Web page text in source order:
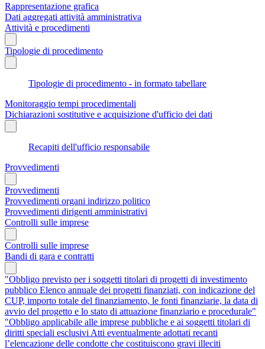
Rappresentazione grafica
Dati aggregati attività amministrativa
Attività e procedimenti
Tipologie di procedimento
Tipologie di procedimento - in formato tabellare
Monitoraggio tempi procedimentali
Dichiarazioni sostitutive e acquisizione d'ufficio dei dati
Recapiti dell'ufficio responsabile
Provvedimenti
Provvedimenti
Provvedimenti organi indirizzo politico
Provvedimenti dirigenti amministrativi
Controlli sulle imprese
Controlli sulle imprese
Bandi di gara e contratti
"Obbligo previsto per i soggetti titolari di progetti di investimento
pubblico Elenco annuale dei progetti finanziati, con indicazione del
CUP, importo totale del finanziamento, le fonti finanziarie, la data di
avvio del progetto e lo stato di attuazione finanziario e procedurale"
"Obbligo applicabile alle imprese pubbliche e ai soggetti titolari di
diritti speciali esclusivi Atti eventualmente adottati recanti
l’elencazione delle condotte che costituiscono gravi illeciti